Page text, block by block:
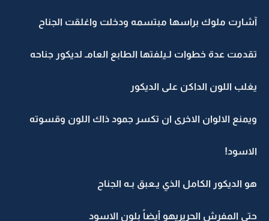
آشارت ملوك براسها مبتسمه ودخلت واغلقت الجناح
تقدمت عدة خطوات لـيلفتها الطابع العامـ لديكور جناحه
يغلب اللون الداكن على الديكور
ويمنع الالوان الاخرى ان تكسر جمود ذاك اللون وقسوته
الاسود!
هو الديكور الكامل الذي يـعبق بـه الجناح
حتى المفرش الحريريهو أيضاً بلون الاسود